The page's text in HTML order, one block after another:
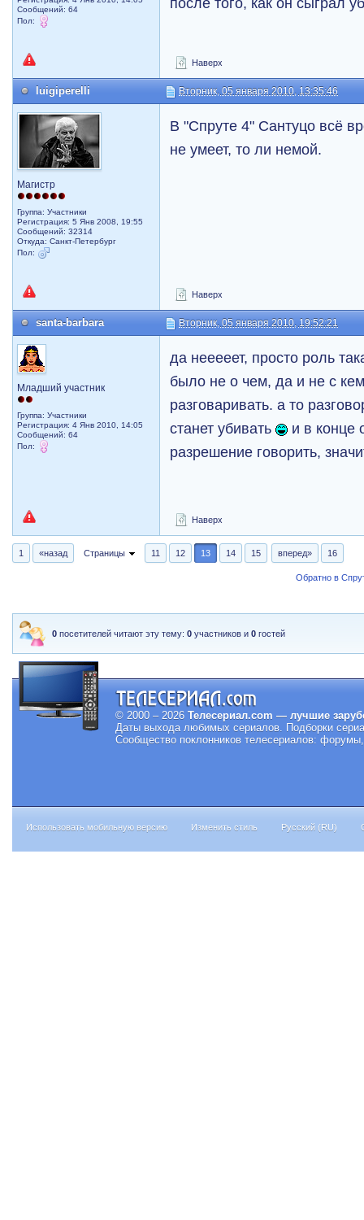
Сообщений: 64
Пол:
Наверх
luigiperelli Вторник, 05 января 2010, 13:35:46
Магистр
Группа: Участники
Регистрация: 5 Янв 2008, 19:55
Сообщений: 32314
Откуда: Санкт-Петербург
Пол:
В "Спруте 4" Сантуцо всё
не умеет, то ли немой.
Наверх
santa-barbara Вторник, 05 января 2010, 19:52:21
Младший участник
Группа: Участники
Регистрация: 4 Янв 2010, 14:05
Сообщений: 64
Пол:
да нееееет, просто роль
было не о чем, да и не с
разговаривать. а то
станет убивать
и в конце
разрешение говорить,
Наверх
1 «назад Страницы 11 12 13 14 15 вперед» 16
Обратно в
0 посетителей читают эту тему:0 участников и0 гостей
© 2000 – 2026 Телесериал.com — лучшие
Даты выхода любимых сериалов. Подборки
Сообщество поклонников телесериалов:
Использовать мобильную версию Изменить стиль Русский (RU)